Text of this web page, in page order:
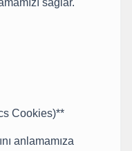
sağlar.
Cookies)**
anlamamıza